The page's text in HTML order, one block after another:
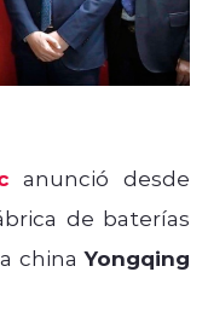
anunció desde
de baterías
chinaYongqing